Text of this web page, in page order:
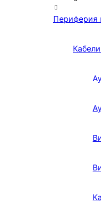
Периферия